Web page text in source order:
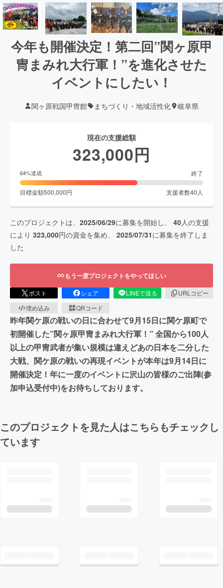
今年も開催決定！第二回”関ヶ原甲
冑まみれ大行軍！”を進化させた
イベントにしたい！
関ヶ原戦国甲冑館 まちづくり・地域活性化 岐阜県
現在の支援総額
323,000円
64%達成 終了
目標金額500,000円 支援者数40 人
このプロジェクトは、 2025/06/29に募集を開始し、 40人の支援
により 323,000円の資金を集め、 2025/07/31に募集を終了しま
した
もう一度プロジェクトをやってほしい
ポスト シェア LINEで送る
URLコピー
埋め込み
QRコード
昨年関ケ原の戦いの日に合わせて9月15日に関ケ原町で
初開催した”関ヶ原甲冑まみれ大行軍！” 全国から100人
以上の甲冑武者が集い規模は違えどあの日本を二分した
大戦、関ケ原の戦いの再現イベントが本年は9月14日に
開催決定！年に一度のイベントに沢山の皆様のご出陣(参
加申込受付中)をお待ちしております。
このプロジェクトを見た人はこちらもチェックし
ています